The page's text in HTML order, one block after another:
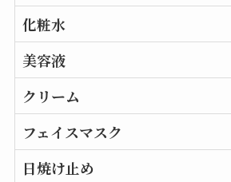
化粧水
美容液
クリーム
フェイスマスク
日焼け止め